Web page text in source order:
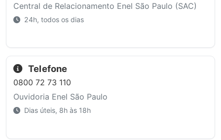
Central de Relacionamento Enel São Paulo (SAC)
24h, todos os dias
Telefone
0800 72 73 110
Ouvidoria Enel São Paulo
Dias úteis, 8h às 18h